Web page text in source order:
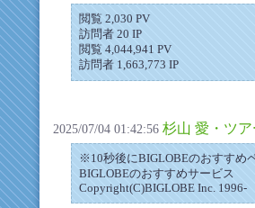
閲覧 2,030 PV
訪問者 20 IP
閲覧 4,044,941 PV
訪問者 1,663,773 IP
2025/07/04 01:42:56 杉山 愛・ツ
※10秒後にBIGLOBEのおすすめ
BIGLOBEのおすすめサービス
Copyright(C)BIGLOBE Inc. 1996-